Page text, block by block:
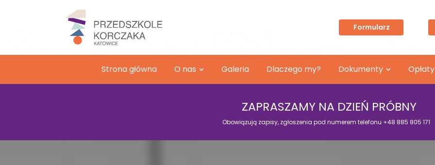
Formularz
Strona główna O nas Galeria Dlaczego my? Dokumenty Opłaty
ZAPRASZAMY NA DZIEŃ PRÓBNY
Obowiązują zapisy, zgłoszenia pod numerem telefonu +48 885 805 171